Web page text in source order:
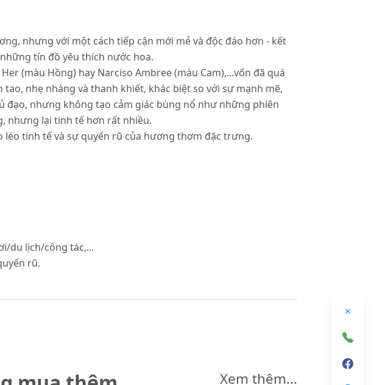
nhưng với một cách tiếp cận mới mẻ và độc đáo hơn - kết
tín đồ yêu thích nước hoa.
(màu Hồng) hay Narciso Ambree (màu Cam),...vốn đã quá
nhẹ nhàng và thanh khiết, khác biệt so với sự mạnh mẽ,
đạo, nhưng không tạo cảm giác bùng nổ như những phiên
nhưng lại tinh tế hơn rất nhiều.
tinh tế và sự quyến rũ của hương thơm đặc trưng.
du lịch/công tác,...
rũ.
Xem thêm...